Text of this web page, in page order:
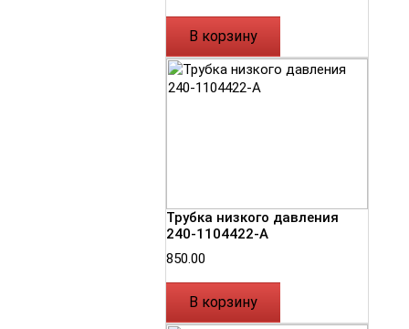
В корзину
Трубка низкого давления
240-1104422-А
850.00
В корзину